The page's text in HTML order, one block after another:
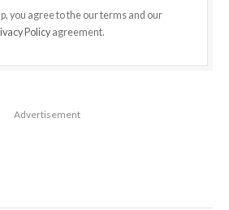
you agree to the our terms and our
Policyagreement.
Advertisement